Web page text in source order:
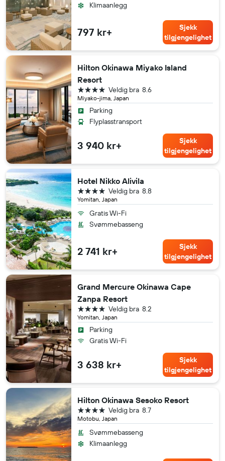
Klimaanlegg
797 kr+
Sjekk
tilgjengelighet
Hilton Okinawa Miyako Island
Resort
Miyako-jima, Japan
8.6
Veldig bra
4 stjerner
Parking
Flyplasstransport
3 940 kr+
Sjekk
tilgjengelighet
Hotel Nikko Alivila
Yomitan, Japan
8.8
Veldig bra
4 stjerner
Gratis Wi-Fi
Svømmebasseng
2 741 kr+
Sjekk
tilgjengelighet
Grand Mercure Okinawa Cape
Zanpa Resort
Yomitan, Japan
8.2
Veldig bra
4 stjerner
Parking
Gratis Wi-Fi
3 638 kr+
Sjekk
tilgjengelighet
Hilton Okinawa Sesoko Resort
Motobu, Japan
8.7
Veldig bra
4 stjerner
Svømmebasseng
Klimaanlegg